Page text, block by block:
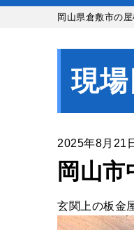
岡山県倉敷市の
現
2025年8月21
岡山
玄関上の板金